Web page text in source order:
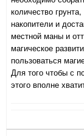
количество
накопители и
местной маны и
магическое
пользоваться
Для того чтобы с
этого вполне